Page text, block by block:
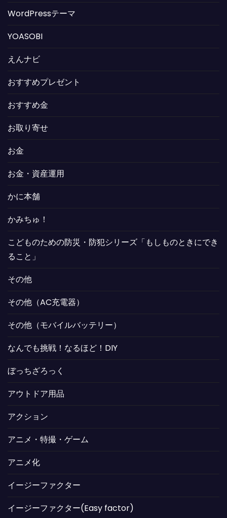
WordPressテーマ
YOASOBI
えんナビ
おすすめプレゼント
おすすめ金
お取り寄せ
お金
お金・資産運用
かに本舗
かみちゅ！
こどものための防災・防犯シリーズ「もしものときにでき
ること」
その他
その他（AC充電器）
その他（モバイルバッテリー）
なんでも挑戦！なるほど！DIY
ぼっちざろっく
アウトドア用品
アクション
アニメ・特撮・ゲーム
アニメ化
イージーファクター
イージーファクター(Easy factor)